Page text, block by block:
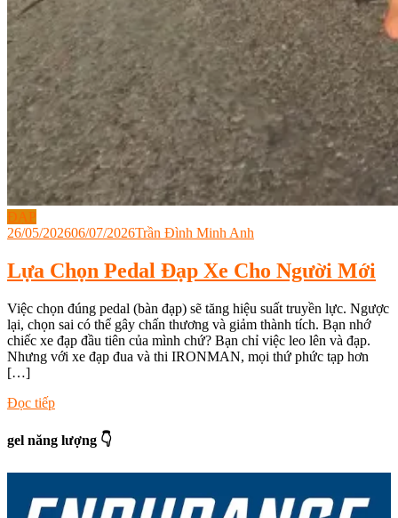
ĐẠP
26/05/202606/07/2026Trần Đình Minh Anh
Lựa Chọn Pedal Đạp Xe Cho Người Mới
Việc chọn đúng pedal (bàn đạp) sẽ tăng hiệu suất truyền lực. Ngược
lại, chọn sai có thể gây chấn thương và giảm thành tích. Bạn nhớ
chiếc xe đạp đầu tiên của mình chứ? Bạn chỉ việc leo lên và đạp.
Nhưng với xe đạp đua và thi IRONMAN, mọi thứ phức tạp hơn
[…]
Tagged
xe,
đạp
ironman
Đọc tiếp
gel năng lượng 👇